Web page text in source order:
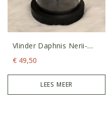
Vlinder Daphnis Nerii-
€ 49,50
LEES MEER